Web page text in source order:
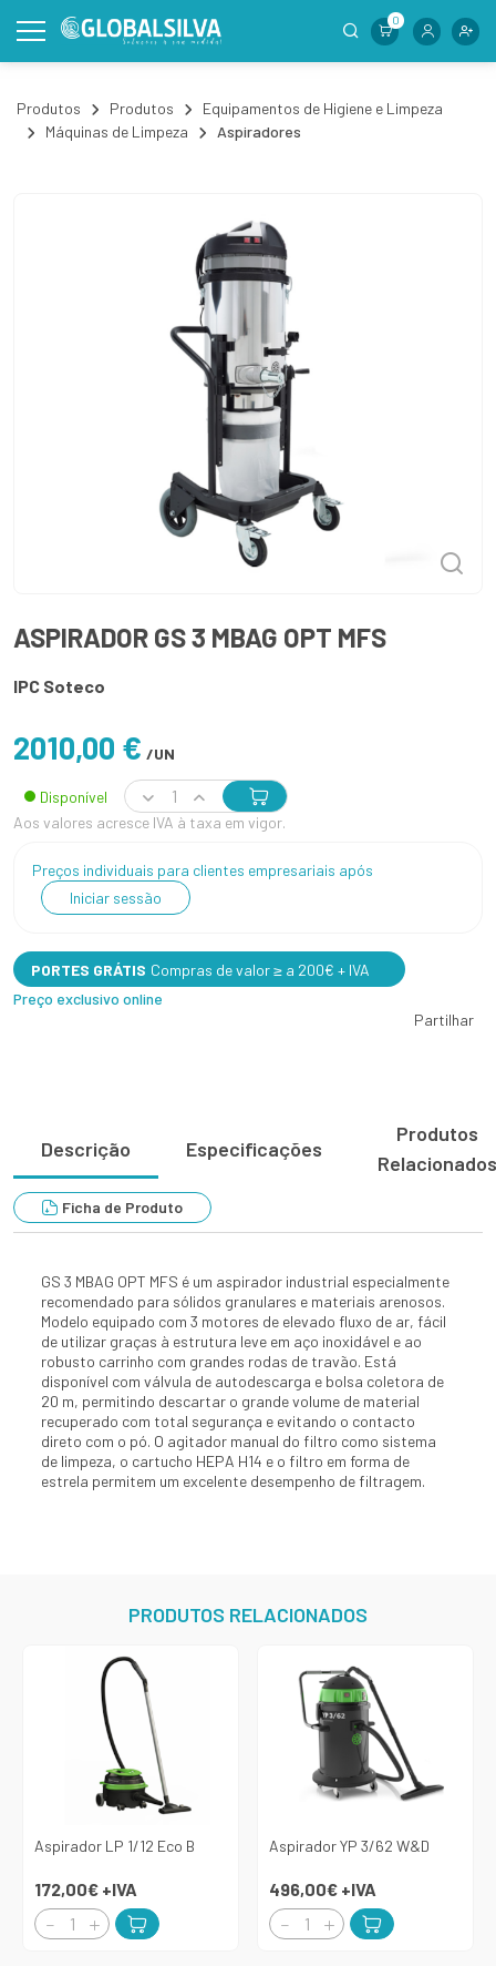
0
Produtos Produtos
Equipamentos de Higiene e Limpeza
Máquinas de Limpeza
Aspiradores
ASPIRADOR GS 3 MBAG OPT MFS
IPC Soteco
2010,00 € /UN
Disponível
Aos valores acresce IVA à taxa em vigor.
Preços individuais para clientes empresariais após
Iniciar sessão
PORTES GRÁTIS Compras de valor ≥ a 200€ + IVA
Preço exclusivo online
Partilhar
Descrição Especificações
Produtos
Relacionados
Ficha de Produto
GS 3 MBAG OPT MFS é um aspirador industrial especialmente
recomendado para sólidos granulares e materiais arenosos.
Modelo equipado com 3 motores de elevado fluxo de ar, fácil
de utilizar graças à estrutura leve em aço inoxidável e ao
robusto carrinho com grandes rodas de travão. Está
disponível com válvula de autodescarga e bolsa coletora de
20 m, permitindo descartar o grande volume de material
recuperado com total segurança e evitando o contacto
direto com o pó. O agitador manual do filtro como sistema
de limpeza, o cartucho HEPA H14 e o filtro em forma de
estrela permitem um excelente desempenho de filtragem.
PRODUTOS RELACIONADOS
Aspirador LP 1/12 Eco B
172,00€ +IVA
Aspirador YP 3/62 W&D
496,00€ +IVA